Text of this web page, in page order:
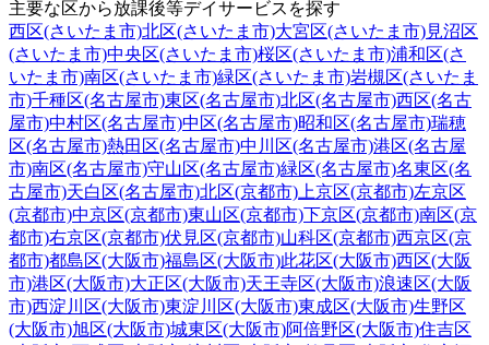
主要な区から放課後等デイサービスを探す
西区(さいたま市)北区(さいたま市)大宮区(さいたま市)見沼区
(さいたま市)中央区(さいたま市)桜区(さいたま市)浦和区(さ
いたま市)南区(さいたま市)緑区(さいたま市)岩槻区(さいたま
市)千種区(名古屋市)東区(名古屋市)北区(名古屋市)西区(名古
屋市)中村区(名古屋市)中区(名古屋市)昭和区(名古屋市)瑞穂
区(名古屋市)熱田区(名古屋市)中川区(名古屋市)港区(名古屋
市)南区(名古屋市)守山区(名古屋市)緑区(名古屋市)名東区(名
古屋市)天白区(名古屋市)北区(京都市) 上京区(京都市)左京区
(京都市)中京区(京都市)東山区(京都市)下京区(京都市)南区(京
都市)右京区(京都市)伏見区(京都市)山科区(京都市)西京区(京
都市)都島区(大阪市)福島区(大阪市)此花区(大阪市)西区(大阪
市)港区(大阪市)大正区(大阪市)天王寺区(大阪市)浪速区(大阪
市)西淀川区(大阪市)東淀川区(大阪市)東成区(大阪市)生野区
(大阪市)旭区(大阪市)城東区(大阪市)阿倍野区(大阪市)住吉区